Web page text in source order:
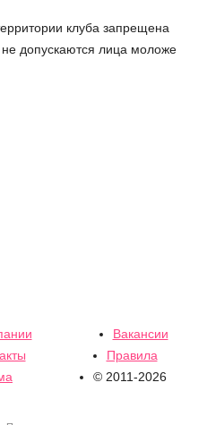
клуба запрещена
допускаются лица моложе
Вакансии
Правила
© 2011-2026